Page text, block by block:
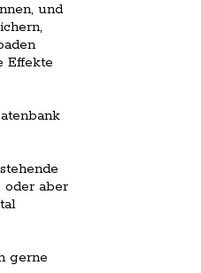
und
Effekte
oder aber
gerne